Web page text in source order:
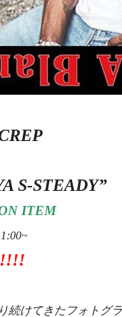
S-STEADY”
ITEM
けてきたフォトグラ